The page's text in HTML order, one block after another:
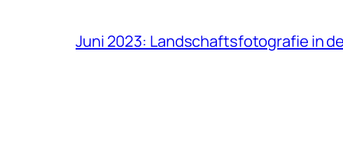
Juni 2023: Landschaftsfotografie in